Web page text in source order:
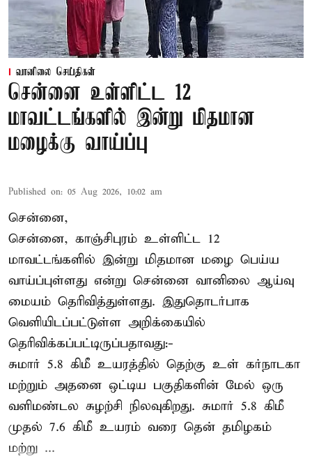
வானிலை செய்திகள்
சென்னை உள்ளிட்ட 12
மாவட்டங்களில் இன்று மிதமான
மழைக்கு வாய்ப்பு
Published on: 05 Aug 2026, 10:02 am
சென்னை,
சென்னை, காஞ்சிபுரம் உள்ளிட்ட 12
மாவட்டங்களில் இன்று மிதமான மழை பெய்ய
வாய்ப்புள்ளது என்று சென்னை வானிலை ஆய்வு
மையம் தெரிவித்துள்ளது. இதுதொடர்பாக
வெளியிடப்பட்டுள்ள அறிக்கையில்
தெரிவிக்கப்பட்டிருப்பதாவது:-
சுமார் 5.8 கிமீ உயரத்தில் தெற்கு உள் கர்நாடகா
மற்றும் அதனை ஒட்டிய பகுதிகளின் மேல் ஒரு
வளிமண்டல சுழற்சி நிலவுகிறது. சுமார் 5.8 கிமீ
முதல் 7.6 கிமீ உயரம் வரை தென் தமிழகம்
மற்று ...